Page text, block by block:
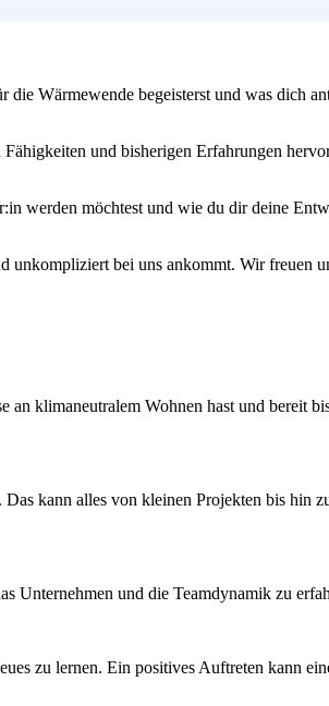
Wärmewende begeisterst und was dich
und bisherigen Erfahrungen
werden möchtest und wie du dir deine
unkompliziert bei uns ankommt. Wir freuen
an klimaneutralem Wohnen hast und bereit
kann alles von kleinen Projekten bis hin
Unternehmen und die Teamdynamik zu
zu lernen. Ein positives Auftreten kann